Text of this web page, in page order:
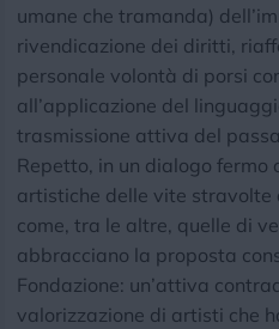
umane che tramanda)
rivendicazione dei diritti,
personale volontà di porsi
all’applicazione del
trasmissione attiva del
Repetto, in un dialogo fermo
artistiche delle vite
come, tra le altre, quelle di
abbracciano la proposta
Fondazione: un’attiva
valorizzazione di artisti che